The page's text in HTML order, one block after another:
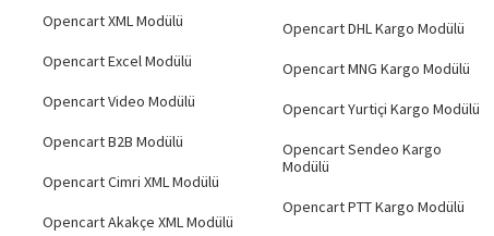
Opencart XML Modülü
Opencart Excel Modülü
Opencart Video Modülü
Opencart B2B Modülü
Opencart Cimri XML Modülü
Opencart Akakçe XML Modülü
Opencart DHL Kargo Modülü
Opencart MNG Kargo Modülü
Opencart Yurtiçi Kargo Modülü
Opencart Sendeo Kargo
Modülü
Opencart PTT Kargo Modülü